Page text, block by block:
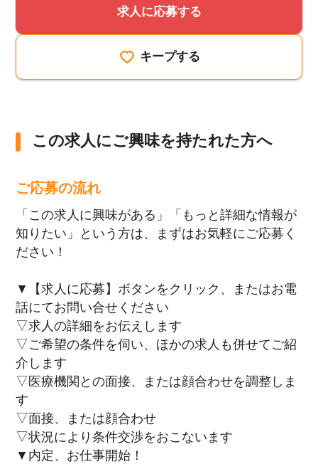
求人に応募する
キープする
この求人にご興味を持たれた方へ
ご応募の流れ
「この求人に興味がある」「もっと詳細な情報が
知りたい」という方は、まずはお気軽にご応募く
ださい！
▼【求人に応募】ボタンをクリック、またはお電
話にてお問い合せください
▽求人の詳細をお伝えします
▽ご希望の条件を伺い、ほかの求人も併せてご紹
介します
▽医療機関との面接、または顔合わせを調整しま
す
▽面接、または顔合わせ
▽状況により条件交渉をおこないます
▼内定、お仕事開始！